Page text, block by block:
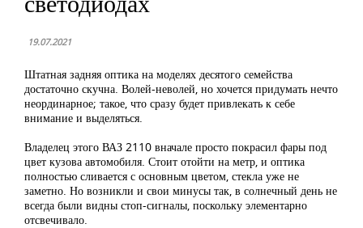
19.07.2021
Штатная задняя оптика на моделях десятого семейства
достаточно скучна. Волей-неволей, но хочется придумать нечто
неординарное; такое, что сразу будет привлекать к себе
внимание и выделяться.
Владелец этого ВАЗ 2110 вначале просто покрасил фары под
цвет кузова автомобиля. Стоит отойти на метр, и оптика
полностью сливается с основным цветом, стекла уже не
заметно. Но возникли и свои минусы так, в солнечный день не
всегда были видны стоп-сигналы, поскольку элементарно
отсвечивало.